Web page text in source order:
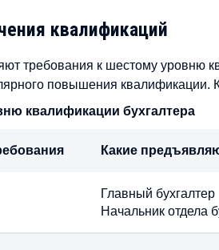
квалификаций
требования к шестому уровню
повышения квалификации.
квалификации бухгалтера
Какие
Главный бухгалтер
Начальник отдела